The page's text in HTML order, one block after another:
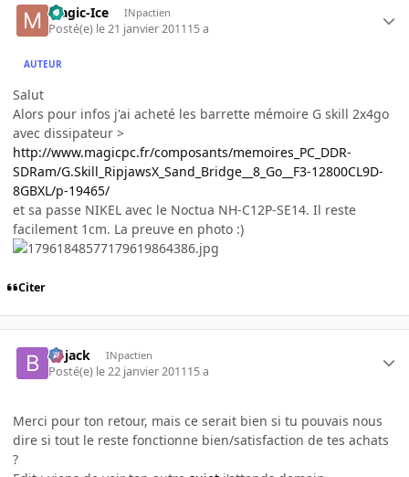
Magic-Ice INpactien
Posté(e) le 21 janvier 201115 a
AUTEUR
Salut
Alors pour infos j'ai acheté les barrette mémoire G skill 2x4go
avec dissipateur >
http://www.magicpc.fr/composants/memoires_PC_DDR-
SDRam/G.Skill_RipjawsX_Sand_Bridge__8_Go__F3-12800CL9D-
8GBXL/p-19465/
et sa passe NIKEL avec le Noctua NH-C12P-SE14. Il reste
facilement 1cm. La preuve en photo :)
Citer
Bojack INpactien
Posté(e) le 22 janvier 201115 a
Merci pour ton retour, mais ce serait bien si tu pouvais nous
dire si tout le reste fonctionne bien/satisfaction de tes achats
?